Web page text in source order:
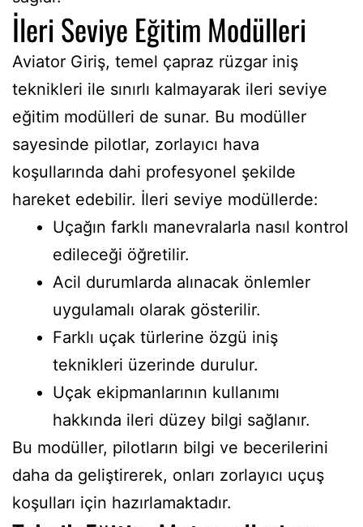
İleri Seviye Eğitim Modülleri
Aviator Giriş, temel çapraz rüzgar iniş
teknikleri ile sınırlı kalmayarak ileri seviye
eğitim modülleri de sunar. Bu modüller
sayesinde pilotlar, zorlayıcı hava
koşullarında dahi profesyonel şekilde
hareket edebilir. İleri seviye modüllerde:
Uçağın farklı manevralarla nasıl kontrol
edileceği öğretilir.
Acil durumlarda alınacak önlemler
uygulamalı olarak gösterilir.
Farklı uçak türlerine özgü iniş
teknikleri üzerinde durulur.
Uçak ekipmanlarının kullanımı
hakkında ileri düzey bilgi sağlanır.
Bu modüller, pilotların bilgi ve becerilerini
daha da geliştirerek, onları zorlayıcı uçuş
koşulları için hazırlamaktadır.